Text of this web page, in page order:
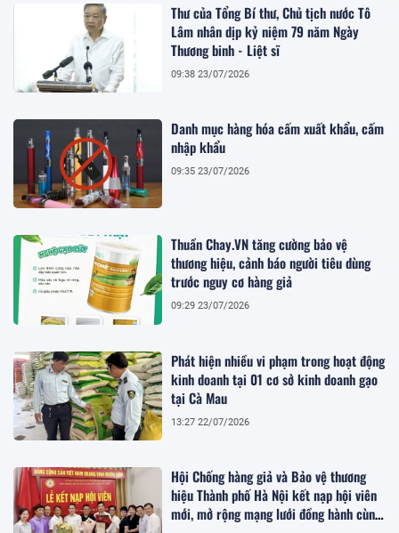
Thư của Tổng Bí thư, Chủ tịch nước Tô
Lâm nhân dịp kỷ niệm 79 năm Ngày
Thương binh - Liệt sĩ
09:38 23/07/2026
Danh mục hàng hóa cấm xuất khẩu, cấm
nhập khẩu
09:35 23/07/2026
Thuần Chay.VN tăng cường bảo vệ
thương hiệu, cảnh báo người tiêu dùng
trước nguy cơ hàng giả
09:29 23/07/2026
Phát hiện nhiều vi phạm trong hoạt động
kinh doanh tại 01 cơ sở kinh doanh gạo
tại Cà Mau
13:27 22/07/2026
Hội Chống hàng giả và Bảo vệ thương
hiệu Thành phố Hà Nội kết nạp hội viên
mới, mở rộng mạng lưới đồng hành cùng